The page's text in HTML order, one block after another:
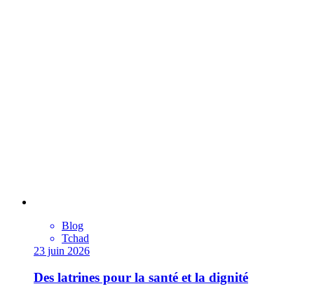
Blog
Tchad
23 juin 2026
Des latrines pour la santé et la dignité